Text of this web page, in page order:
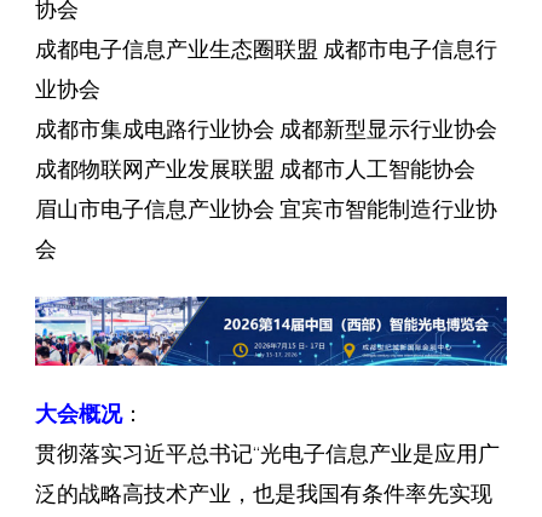
协会
成都电子信息产业生态圈联盟 成都市电子信息行
业协会
成都市集成电路行业协会 成都新型显示行业协会
成都物联网产业发展联盟 成都市人工智能协会
眉山市电子信息产业协会 宜宾市智能制造行业协
会
大会概况：
贯彻落实习近平总书记“光电子信息产业是应用广
泛的战略高技术产业，也是我国有条件率先实现